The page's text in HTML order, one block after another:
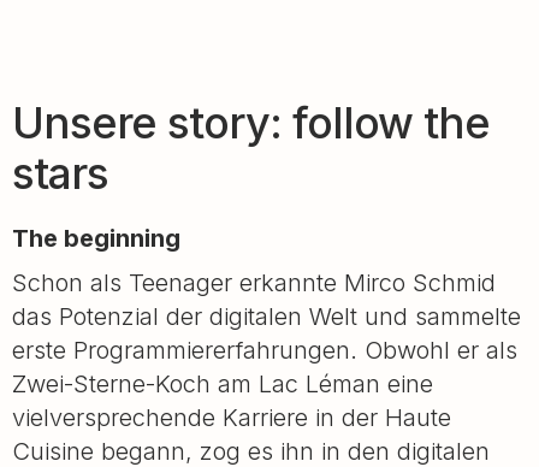
Unsere story: follow the
stars
The beginning
Schon als Teenager erkannte Mirco Schmid
das Potenzial der digitalen Welt und sammelte
erste Programmiererfahrungen. Obwohl er als
Zwei-Sterne-Koch am Lac Léman eine
vielversprechende Karriere in der Haute
Cuisine begann, zog es ihn in den digitalen